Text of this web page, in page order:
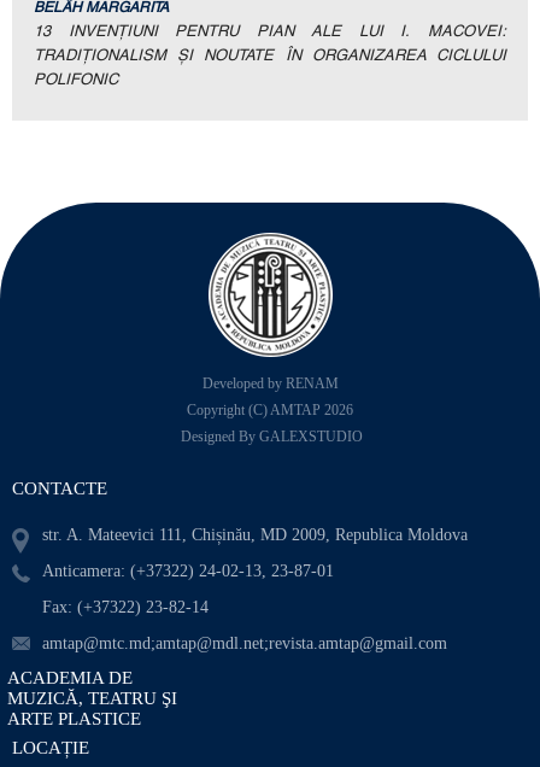
BELÂH MARGARITA
13 INVENŢIUNI PENTRU PIAN ALE LUI I. MACOVEI:
TRADIŢIONALISM ŞI NOUTATE ÎN ORGANIZAREA CICLULUI
POLIFONIC
Developed by RENAM
Copyright (C) AMTAP 2026
Designed By GALEXSTUDIO
CONTACTE
str. A. Mateevici 111, Chișinău, MD 2009, Republica Moldova
Anticamera: (+37322) 24-02-13, 23-87-01
Fax: (+37322) 23-82-14
amtap@mtc.md;amtap@mdl.net;revista.amtap@gmail.com
ACADEMIA DE
MUZICĂ, TEATRU ŞI
ARTE PLASTICE
LOCAȚIE